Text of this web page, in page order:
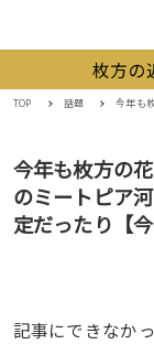
枚方の
TOP 話題 今年も枚方の
今年も枚方の
のミートピア
定だったり【
記事にできなか